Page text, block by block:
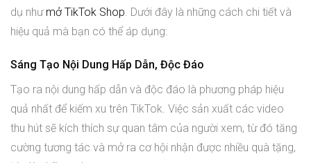
dụ như mở TikTok Shop . Dưới đây là những cách chi tiết và
hiệu quả mà bạn có thể áp dụng:
Sáng Tạo Nội Dung Hấp Dẫn, Độc Đáo
Tạo ra nội dung hấp dẫn và độc đáo là phương pháp hiệu
quả nhất để kiếm xu trên TikTok. Việc sản xuất các video
thu hút sẽ kích thích sự quan tâm của người xem, từ đó tăng
cường tương tác và mở ra cơ hội nhận được nhiều quà tặng,